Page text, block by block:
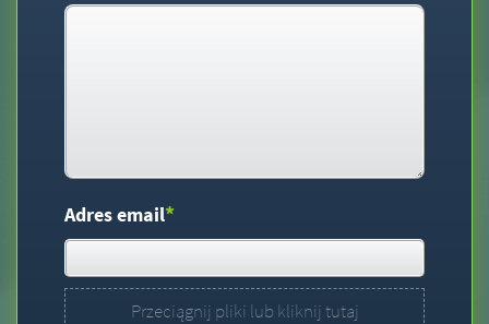
Adres email*
Przeciągnij pliki lub kliknij tutaj